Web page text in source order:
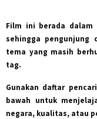
Film ini berada
sehingga pengunjung
tema yang masih
tag.
Gunakan daftar
bawah untuk
negara, kualitas, atau